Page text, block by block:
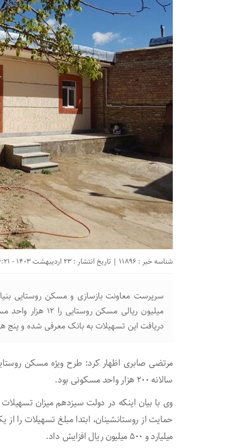
شناسه خبر : 11896 | تاریخ انتشار : 23 اردیبهشت 1403 - 16:21 |
دریافت این تسهیلات به بانک معرفی شده و پنج
سالانه ۲۰۰ هزار واحد مسکونی بود.
میلیارد و ۵۰۰ میلیون ریال افزایش داد.